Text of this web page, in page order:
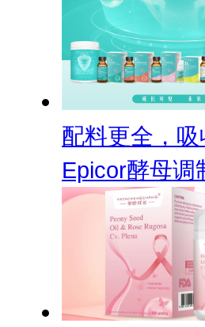
配料更全，
Epicor酵母调